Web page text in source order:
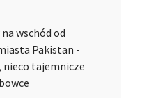
wschód od
Pakistan -
nieco tajemnicze